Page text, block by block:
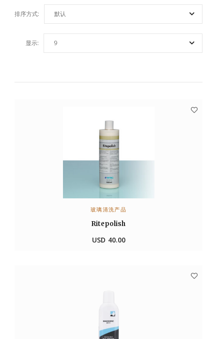
排序方式: 默认
显示: 9
加入购物车
玻璃清洗产品
Ritepolish
USD 40.00